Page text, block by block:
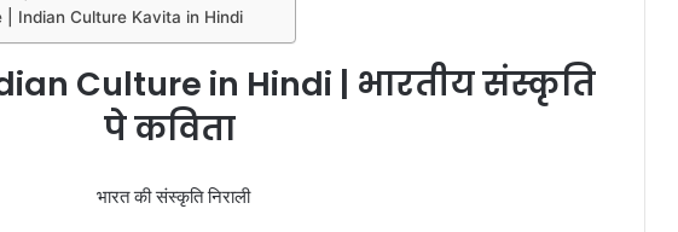
| Indian Culture Kavita in Hindi
Culture in Hindi | भारतीय संस्कृति
पे कविता
भारत की संस्कृति निराली